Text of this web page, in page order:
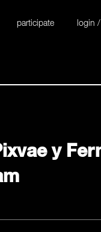
participate login
y